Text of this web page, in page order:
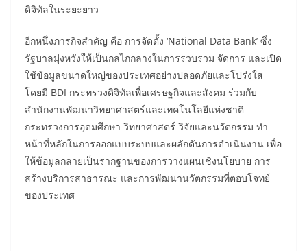
ดิจิทัลในระยะยาว
​อีกหนึ่งภารกิจสำคัญ คือ การจัดตั้ง ‘National Data Bank’ ซึ่ง
รัฐบาลมุ่งหวังให้เป็นกลไกกลางในการรวบรวม จัดการ และเปิด
ใช้ข้อมูลขนาดใหญ่ของประเทศอย่างปลอดภัยและโปร่งใส
โดยมี BDI กระทรวงดิจิทัลเพื่อเศรษฐกิจและสังคม ร่วมกับ
สำนักงานพัฒนาวิทยาศาสตร์และเทคโนโลยีแห่งชาติ
กระทรวงการอุดมศึกษา วิทยาศาสตร์ วิจัยและนวัตกรรม ทำ
หน้าที่หลักในการออกแบบระบบและผลักดันการดำเนินงาน เพื่อ
ให้ข้อมูลกลายเป็นรากฐานของการวางแผนเชิงนโยบาย การ
สร้างบริการสาธารณะ และการพัฒนานวัตกรรมที่ตอบโจทย์
ของประเทศ